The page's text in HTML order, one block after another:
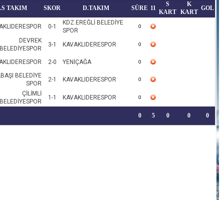
TAKIM SKOR D.TAKIM SÜRE 11
S
KART
K
KART
GOL
0-1
KDZ.EREĞLİ BELEDİYE
SPOR
0
DEVREK
BELEDİYESPOR
3-1 KAVAKLIDERESPOR 0
2-0 YENİÇAĞA 0
BELEDİYE
SPOR
2-1 KAVAKLIDERESPOR 0
ÇİLİMLİ
BELEDİYESPOR
1-1 KAVAKLIDERESPOR 0
0 5 0 0 0